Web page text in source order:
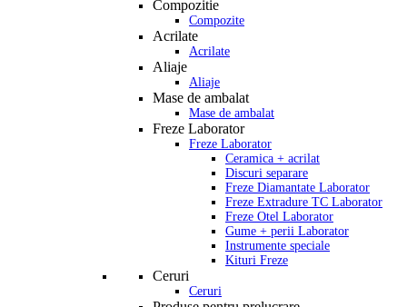
Compozitie
Compozite
Acrilate
Acrilate
Aliaje
Aliaje
Mase de ambalat
Mase de ambalat
Freze Laborator
Freze Laborator
Ceramica + acrilat
Discuri separare
Freze Diamantate Laborator
Freze Extradure TC Laborator
Freze Otel Laborator
Gume + perii Laborator
Instrumente speciale
Kituri Freze
Ceruri
Ceruri